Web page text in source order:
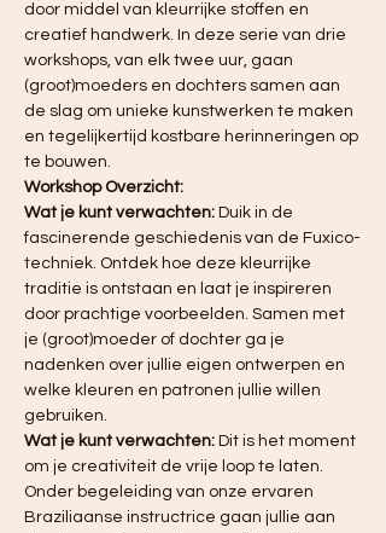
door middel van kleurrijke stoffen en
creatief handwerk. In deze serie van drie
workshops, van elk twee uur, gaan
(groot)moeders en dochters samen aan
de slag om unieke kunstwerken te maken
en tegelijkertijd kostbare herinneringen op
te bouwen.
Workshop Overzicht:
Wat je kunt verwachten: Duik in de
fascinerende geschiedenis van de Fuxico-
techniek. Ontdek hoe deze kleurrijke
traditie is ontstaan en laat je inspireren
door prachtige voorbeelden. Samen met
je (groot)moeder of dochter ga je
nadenken over jullie eigen ontwerpen en
welke kleuren en patronen jullie willen
gebruiken.
Wat je kunt verwachten: Dit is het moment
om je creativiteit de vrije loop te laten.
Onder begeleiding van onze ervaren
Braziliaanse instructrice gaan jullie aan